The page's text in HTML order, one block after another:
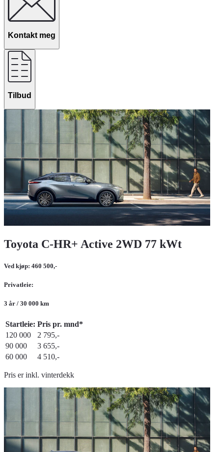
Kontakt meg
Tilbud
Toyota C-HR+ Active 2WD 77 kWt
Ved kjøp: 460 500,-
Privatleie:
3 år / 30 000 km
Startleie: Pris pr. mnd*
120 000
2 795,-
90 000
3 655,-
60 000
4 510,-
Pris er inkl. vinterdekk